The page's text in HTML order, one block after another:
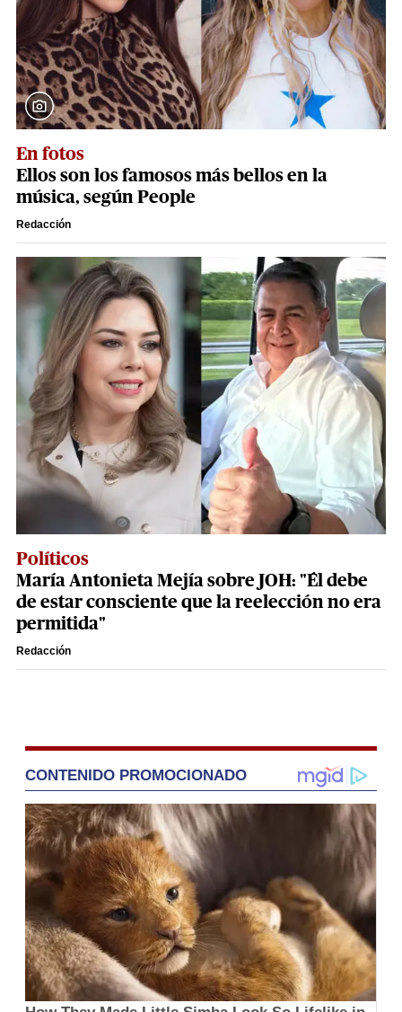
En fotos
Ellos son los famosos más bellos en la
música, según People
Redacción
Políticos
María Antonieta Mejía sobre JOH: "Él debe
de estar consciente que la reelección no era
permitida"
Redacción
CONTENIDO PROMOCIONADO